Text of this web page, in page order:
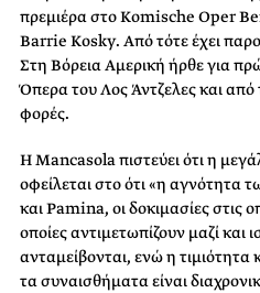
πρεμιέρα στο Komische Oper
Barrie Kosky. Από τότε έχει
Στη Βόρεια Αμερική ήρθε για
Όπερα του Λος Άντζελες και από
φορές.
Η Mancasola πιστεύει ότι η
οφείλεται στο ότι «η
και Pamina, οι δοκιμασίες στις
οποίες αντιμετωπίζουν μαζί και
ανταμείβονται, ενώ η
τα συναισθήματα είναι